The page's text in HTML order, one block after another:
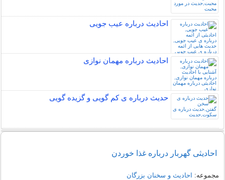
احادیث درباره عیب جویی
احادیث درباره مهمان نوازی
حدیث درباره ی کم گویی و گزیده گویی
احادیثی گهربار درباره غذا خوردن
مجموعه: احادیث و سخنان بزرگان